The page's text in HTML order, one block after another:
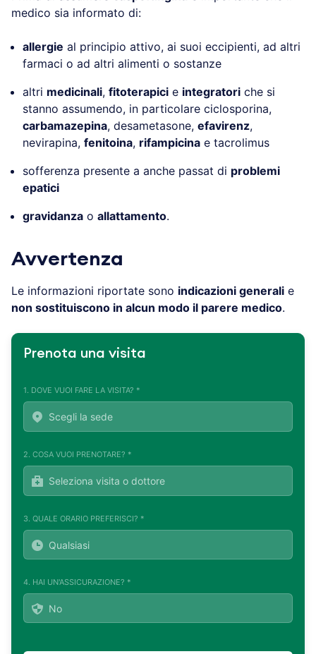
medico sia informato di:
allergie al principio attivo, ai suoi eccipienti, ad altri
farmaci o ad altri alimenti o sostanze
altri medicinali, fitoterapici e integratori che si
stanno assumendo, in particolare ciclosporina,
carbamazepina, desametasone, efavirenz,
nevirapina, fenitoina, rifampicina e tacrolimus
sofferenza presente a anche passat di problemi
epatici
gravidanza o allattamento.
Avvertenza
Le informazioni riportate sono indicazioni generali e
non sostituiscono in alcun modo il parere medico.
Prenota una visita
1. DOVE VUOI FARE LA VISITA? *
2. COSA VUOI PRENOTARE? *
3. QUALE ORARIO PREFERISCI? *
4. HAI UN'ASSICURAZIONE? *